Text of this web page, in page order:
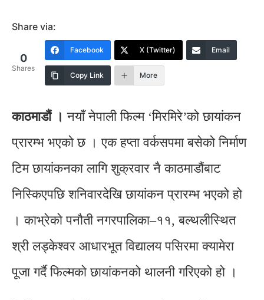
Share via:
0
Shares
Facebook X (Twitter) Email
Copy Link More
काठमाडौं । नयाँ नेपाली फिल्म ‘मिरमिरे’को छायांकन
प्रारम्भ भएको छ । एक हप्ता वर्कसपमा बसेको निर्माण
टिम छायांकनका लागि शुक्रवार नै काठमाडौंबाट
निस्किएपछि शनिवारदेखि छायांकन प्रारम्भ भएको हो
। काभ्रेको पनौती नगरपालिका–११, बल्थलीस्थित
श्री लड्केश्वर आधारभूत विद्यालय पसिरमा क्यामेरा
पूजा गर्दै फिल्मको छायांकनको थालनी गरिएको हो ।